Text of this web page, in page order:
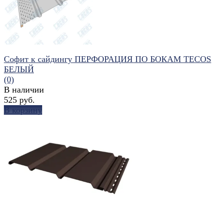
избранное сравнить
Софит к сайдингу ПЕРФОРАЦИЯ ПО БОКАМ TECOS
БЕЛЫЙ
(0)
В наличии
525 руб.
В корзину